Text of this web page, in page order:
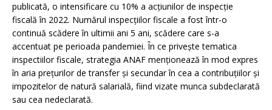
publicată, o intensificare cu 10% a acțiunilor de inspecție
fiscală în 2022. Numărul inspecțiilor fiscale a fost într-o
continuă scădere în ultimii ani 5 ani, scădere care s-a
accentuat pe perioada pandemiei. În ce privește tematica
inspectiilor fiscale, strategia ANAF menționează în mod expres
în aria prețurilor de transfer și secundar în cea a contribuțiilor și
impozitelor de natură salarială, fiind vizate munca subdeclarată
sau cea nedeclarată.